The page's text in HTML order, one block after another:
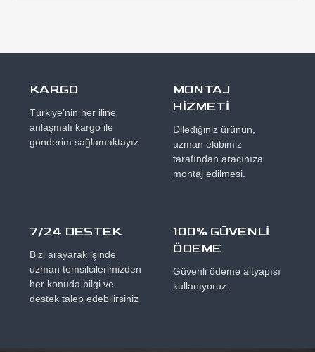
KARGO
Türkiye’nin her iline
anlaşmalı kargo ile
gönderim sağlamaktayız.
MONTAJ
HİZMETİ
Dilediğiniz ürünün,
uzman ekibimiz
tarafından aracınıza
montaj edilmesi.
7/24 DESTEK
Bizi arayarak işinde
uzman temsilcilerimizden
her konuda bilgi ve
destek talep edebilirsiniz
100% GÜVENLİ
ÖDEME
Güvenli ödeme altyapısı
kullanıyoruz.